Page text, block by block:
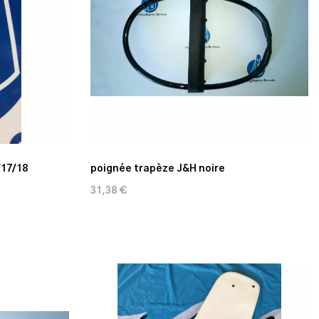
17/18 poignée trapèze J&H noire
31,38 €